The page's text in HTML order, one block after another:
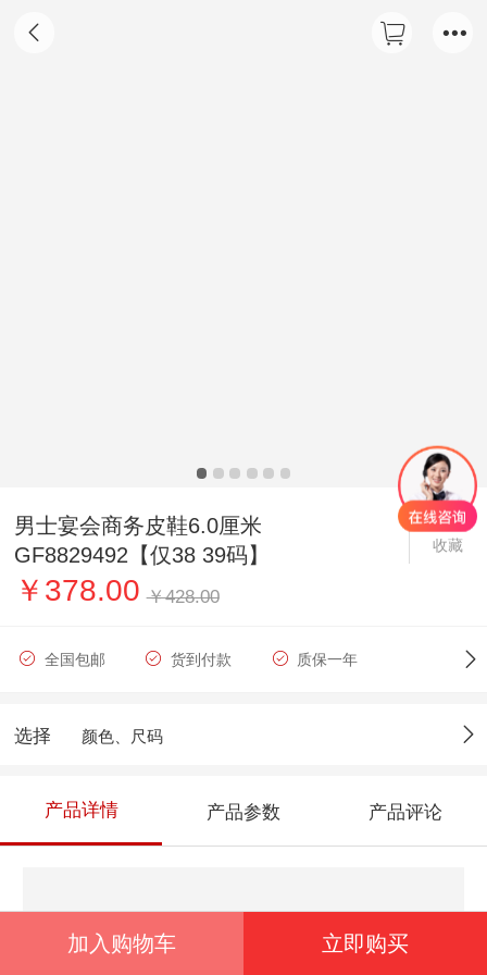
男士宴会商务皮鞋6.0厘米
GF8829492【仅38 39码】
收藏
￥378.00 ￥428.00
全国包邮 货到付款 质保一年
选择 颜色、尺码
产品详情 产品参数 产品评论
加入购物车 立即购买